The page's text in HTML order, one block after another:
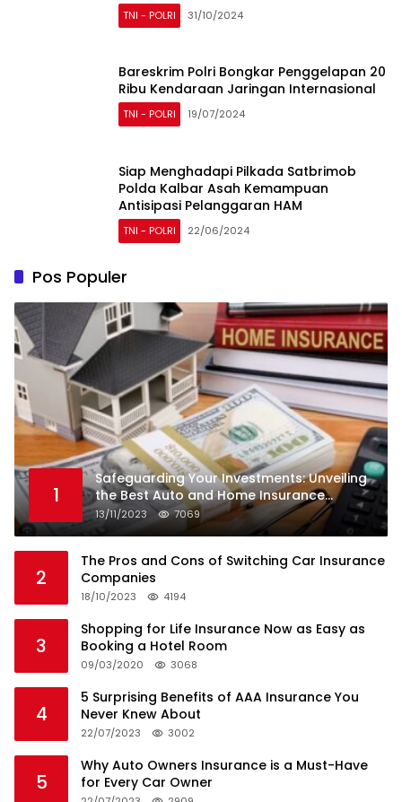
TNI - POLRI 31/10/2024
Bareskrim Polri Bongkar Penggelapan 20
Ribu Kendaraan Jaringan Internasional
TNI - POLRI 19/07/2024
Siap Menghadapi Pilkada Satbrimob
Polda Kalbar Asah Kemampuan
Antisipasi Pelanggaran HAM
TNI - POLRI 22/06/2024
Pos Populer
1
Safeguarding Your Investments: Unveiling
the Best Auto and Home Insurance
Companies
13/11/2023 7069
2
The Pros and Cons of Switching Car Insurance
Companies
18/10/2023 4194
3
Shopping for Life Insurance Now as Easy as
Booking a Hotel Room
09/03/2020 3068
4
5 Surprising Benefits of AAA Insurance You
Never Knew About
22/07/2023 3002
5
Why Auto Owners Insurance is a Must-Have
for Every Car Owner